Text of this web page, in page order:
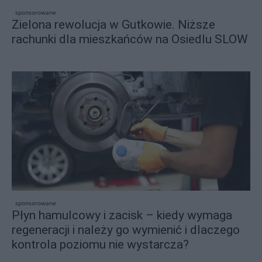
sponsorowane
Zielona rewolucja w Gutkowie. Niższe
rachunki dla mieszkańców na Osiedlu SLOW
sponsorowane
Płyn hamulcowy i zacisk – kiedy wymaga
regeneracji i należy go wymienić i dlaczego
kontrola poziomu nie wystarcza?